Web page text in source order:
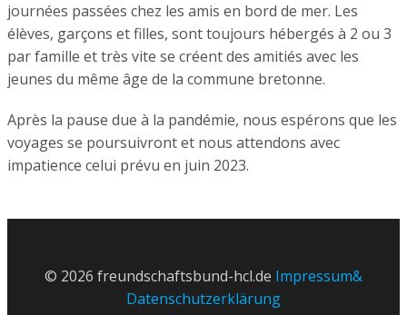
journées passées chez les amis en bord de mer. Les
élèves, garçons et filles, sont toujours hébergés à 2 ou 3
par famille et très vite se créent des amitiés avec les
jeunes du même âge de la commune bretonne.
Après la pause due à la pandémie, nous espérons que les
voyages se poursuivront et nous attendons avec
impatience celui prévu en juin 2023.
© 2026 freundschaftsbund-hcl.de Impressum&
Datenschutzerklärung